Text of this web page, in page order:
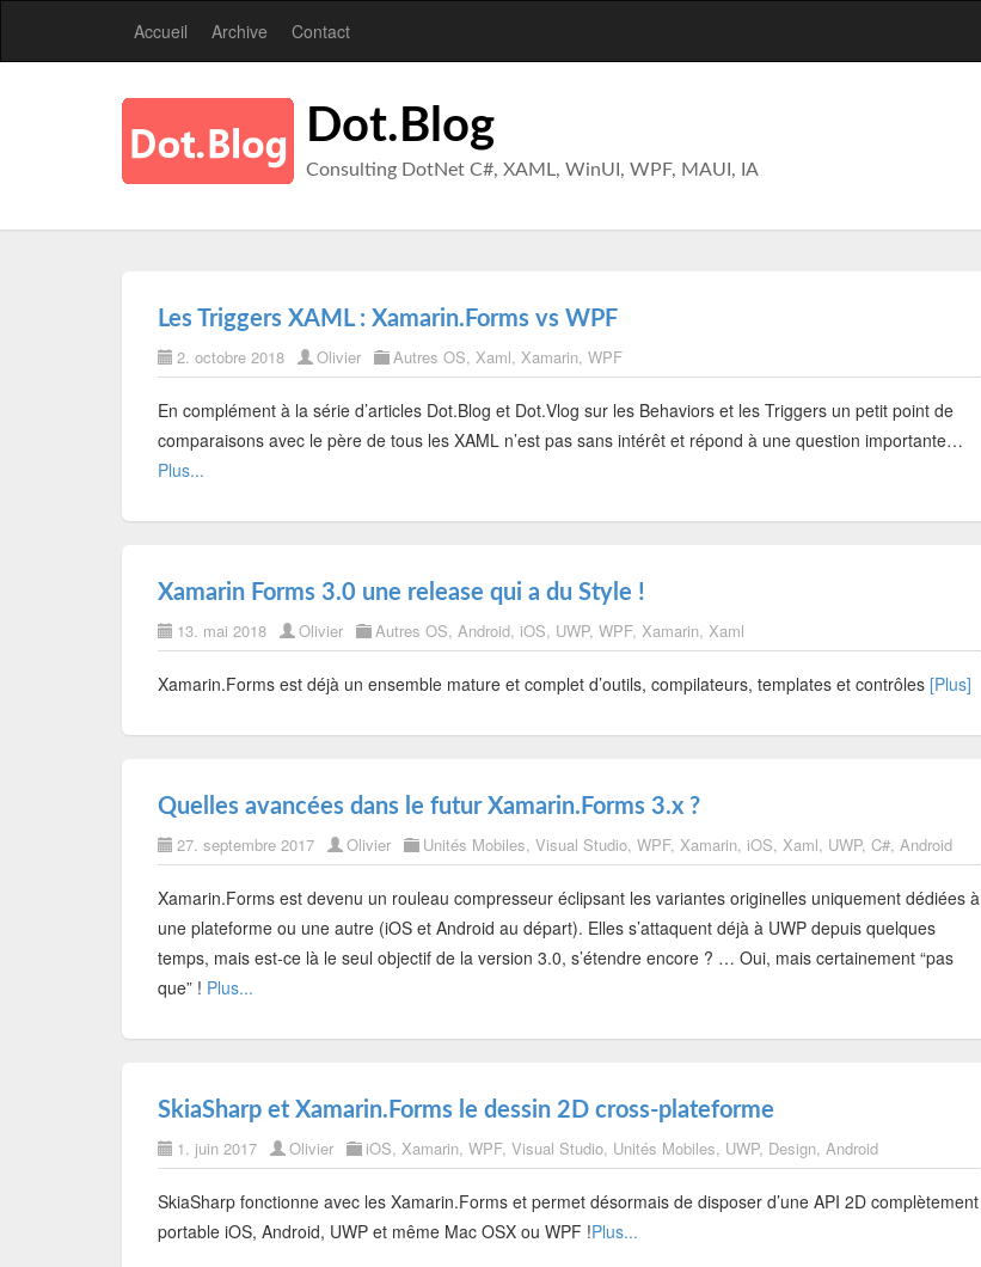
Accueil Archive Contact
Dot.Blog
Consulting DotNet C#, XAML, WinUI, WPF, MAUI, IA
Les Triggers XAML : Xamarin.Forms vs WPF
2. octobre 2018 Olivier Autres OS, Xaml, Xamarin, WPF
En complément à la série d’articles Dot.Blog et Dot.Vlog sur les Behaviors et les Triggers un petit point de
comparaisons avec le père de tous les XAML n’est pas sans intérêt et répond à une question importante…
Plus...
Xamarin Forms 3.0 une release qui a du Style !
13. mai 2018 Olivier Autres OS, Android, iOS, UWP, WPF, Xamarin, Xaml
Xamarin.Forms est déjà un ensemble mature et complet d’outils, compilateurs, templates et contrôles [Plus]
Quelles avancées dans le futur Xamarin.Forms 3.x ?
27. septembre 2017 Olivier Unités Mobiles, Visual Studio, WPF, Xamarin, iOS, Xaml, UWP, C#, Android
Xamarin.Forms est devenu un rouleau compresseur éclipsant les variantes originelles uniquement dédiées à
une plateforme ou une autre (iOS et Android au départ). Elles s’attaquent déjà à UWP depuis quelques
temps, mais est-ce là le seul objectif de la version 3.0, s’étendre encore ? … Oui, mais certainement “pas
que” ! Plus...
SkiaSharp et Xamarin.Forms le dessin 2D cross-plateforme
1. juin 2017 Olivier iOS, Xamarin, WPF, Visual Studio, Unités Mobiles, UWP, Design, Android
SkiaSharp fonctionne avec les Xamarin.Forms et permet désormais de disposer d’une API 2D complètement
portable iOS, Android, UWP et même Mac OSX ou WPF !Plus...